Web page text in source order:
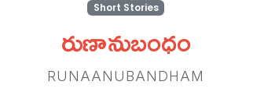
Short Stories
రుణానుబంధం
RUNAANUBANDHAM